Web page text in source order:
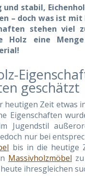
stabil,
– doch was ist mit
stehen viel
Holz eine
geschätzt
heutigen Zeit etwas
Eigenschaften
Jugendstil
nur bei
bis in die heutige
Massivholzmöbel
ihresgleichen